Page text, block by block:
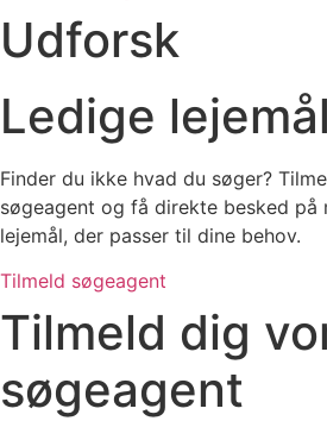
Udforsk
Ledige lejemål
Finder du ikke hvad du søger?
søgeagent og få direkte besked på
lejemål, der passer til dine behov.
Tilmeld søgeagent
Tilmeld dig
søgeagent